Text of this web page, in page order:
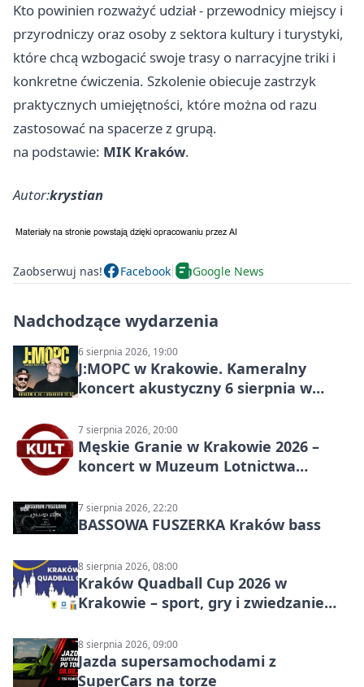
Kto powinien rozważyć udział - przewodnicy miejscy i
przyrodniczy oraz osoby z sektora kultury i turystyki,
które chcą wzbogacić swoje trasy o narracyjne triki i
konkretne ćwiczenia. Szkolenie obiecuje zastrzyk
praktycznych umiejętności, które można od razu
zastosować na spacerze z grupą.
na podstawie: MIK Kraków.
Autor:krystian
Zaobserwuj nas! Facebook Google News
Nadchodzące wydarzenia
6 sierpnia 2026, 19:00
J:МОРС w Krakowie. Kameralny
koncert akustyczny 6 sierpnia w
7 sierpnia 2026, 20:00
Męskie Granie w Krakowie 2026 –
koncert w Muzeum Lotnictwa
7 sierpnia 2026, 22:20
BASSOWA FUSZERKA Kraków bass
8 sierpnia 2026, 08:00
Kraków Quadball Cup 2026 w
Krakowie – sport, gry i zwiedzanie
8 sierpnia 2026, 09:00
Jazda supersamochodami z
SuperCars na torze